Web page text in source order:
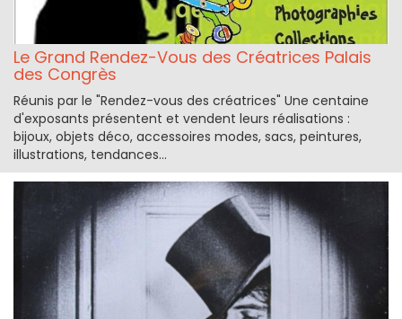
Le Grand Rendez-Vous des Créatrices Palais
des Congrès
Réunis par le "Rendez-vous des créatrices" Une centaine
d'exposants présentent et vendent leurs réalisations :
bijoux, objets déco, accessoires modes, sacs, peintures,
illustrations, tendances...